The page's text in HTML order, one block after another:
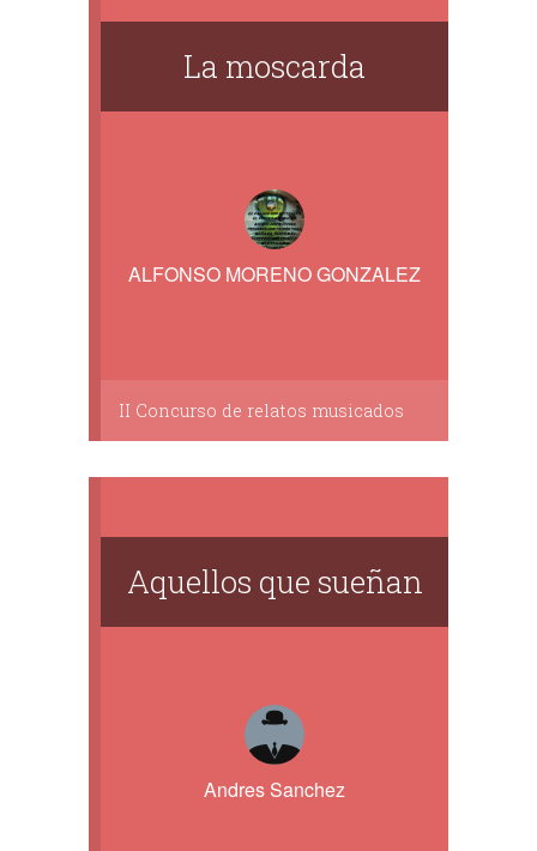
La moscarda
ALFONSO MORENO GONZALEZ
II Concurso de relatos musicados
Aquellos que sueñan
Andres Sanchez